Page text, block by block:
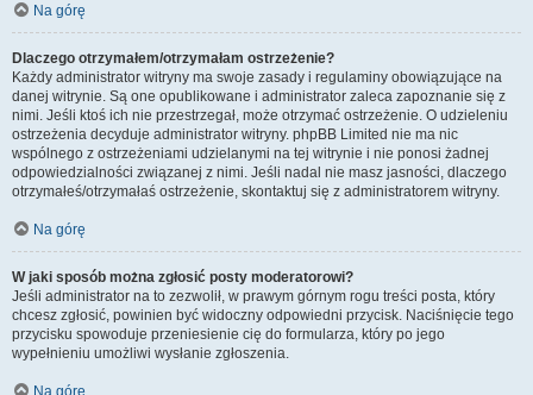
Na górę
Dlaczego otrzymałem/otrzymałam ostrzeżenie?
Każdy administrator witryny ma swoje zasady i regulaminy obowiązujące na
danej witrynie. Są one opublikowane i administrator zaleca zapoznanie się z
nimi. Jeśli ktoś ich nie przestrzegał, może otrzymać ostrzeżenie. O udzieleniu
ostrzeżenia decyduje administrator witryny. phpBB Limited nie ma nic
wspólnego z ostrzeżeniami udzielanymi na tej witrynie i nie ponosi żadnej
odpowiedzialności związanej z nimi. Jeśli nadal nie masz jasności, dlaczego
otrzymałeś/otrzymałaś ostrzeżenie, skontaktuj się z administratorem witryny.
Na górę
W jaki sposób można zgłosić posty moderatorowi?
Jeśli administrator na to zezwolił, w prawym górnym rogu treści posta, który
chcesz zgłosić, powinien być widoczny odpowiedni przycisk. Naciśnięcie tego
przycisku spowoduje przeniesienie cię do formularza, który po jego
wypełnieniu umożliwi wysłanie zgłoszenia.
Na górę